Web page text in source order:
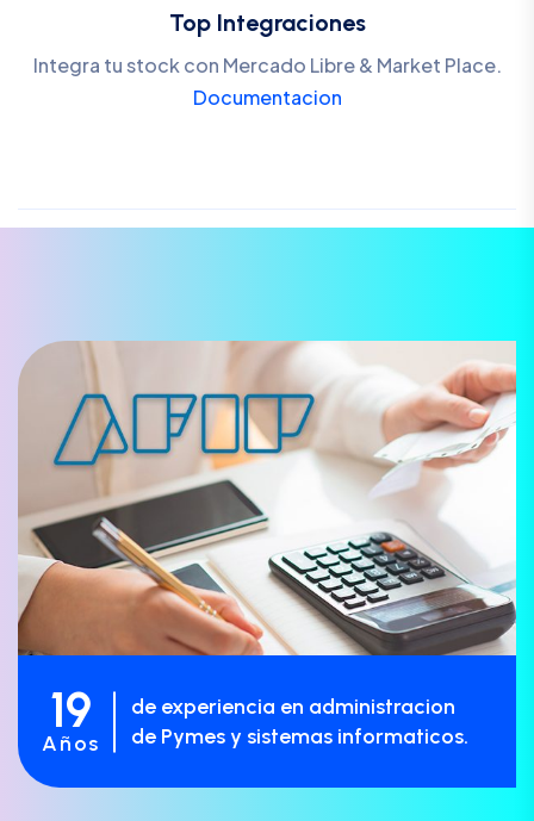
Top Integraciones
Integra tu stock con Mercado Libre & Market Place.
Documentacion
19
Años
de experiencia en administracion
de Pymes y sistemas informaticos.